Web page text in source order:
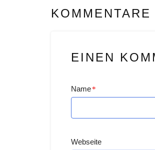
KOMMENTARE
EINEN
Name*
Webseite